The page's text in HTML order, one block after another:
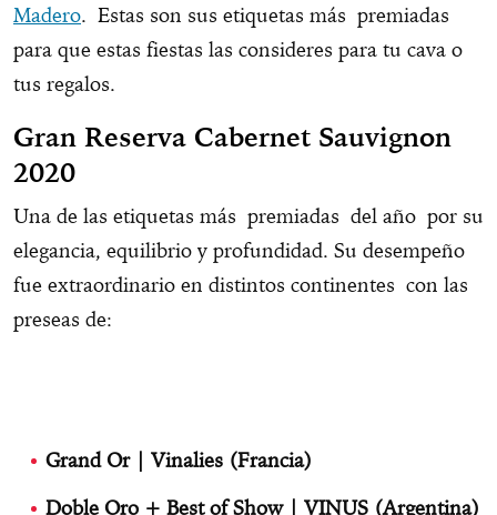
Madero. Estas son sus etiquetas más premiadas
para que estas fiestas las consideres para tu cava o
tus regalos.
Gran Reserva Cabernet Sauvignon
2020
Una de las etiquetas más premiadas del año por su
elegancia, equilibrio y profundidad. Su desempeño
fue extraordinario en distintos continentes con las
preseas de:
Grand Or | Vinalies (Francia)
Doble Oro + Best of Show | VINUS (Argentina)